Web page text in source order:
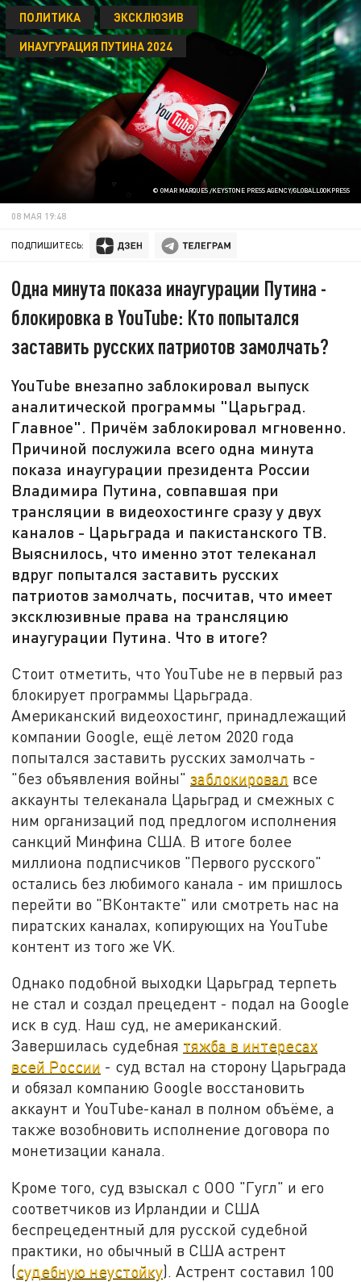
© OMAR MARQUES /KEYSTONE PRESS AGENCY/GLOBALLOOKPRESS
ПОЛИТИКА
ЭКСКЛЮЗИВ
ИНАУГУРАЦИЯ ПУТИНА 2024
08 МАЯ 19:48
ПОДПИШИТЕСЬ:
Одна минута показа инаугурации Путина -
блокировка в YouTube: Кто попытался
заставить русских патриотов замолчать?
YouTube внезапно заблокировал выпуск
аналитической программы "Царьград.
Главное". Причём заблокировал мгновенно.
Причиной послужила всего одна минута
показа инаугурации президента России
Владимира Путина, совпавшая при
трансляции в видеохостинге сразу у двух
каналов - Царьграда и пакистанского ТВ.
Выяснилось, что именно этот телеканал
вдруг попытался заставить русских
патриотов замолчать, посчитав, что имеет
эксклюзивные права на трансляцию
инаугурации Путина. Что в итоге?
Стоит отметить, что YouTube не в первый раз
блокирует программы Царьграда.
Американский видеохостинг, принадлежащий
компании Google, ещё летом 2020 года
попытался заставить русских замолчать -
"без объявления войны"заблокировал все
аккаунты телеканала Царьград и смежных с
ним организаций под предлогом исполнения
санкций Минфина США. В итоге более
миллиона подписчиков "Первого русского"
остались без любимого канала - им пришлось
перейти во "ВКонтакте" или смотреть нас на
пиратских каналах, копирующих на YouTube
контент из того же VK.
Однако подобной выходки Царьград терпеть
не стал и создал прецедент - подал на Google
иск в суд. Наш суд, не американский.
Завершилась судебная тяжба в интересах
всей России - суд встал на сторону Царьграда
и обязал компанию Google восстановить
аккаунт и YouTube-канал в полном объёме, а
также возобновить исполнение договора по
монетизации канала.
Кроме того, суд взыскал с ООО "Гугл" и его
соответчиков из Ирландии и США
беспрецедентный для русской судебной
практики, но обычный в США астрент
(судебную неустойку). Астрент составил 100